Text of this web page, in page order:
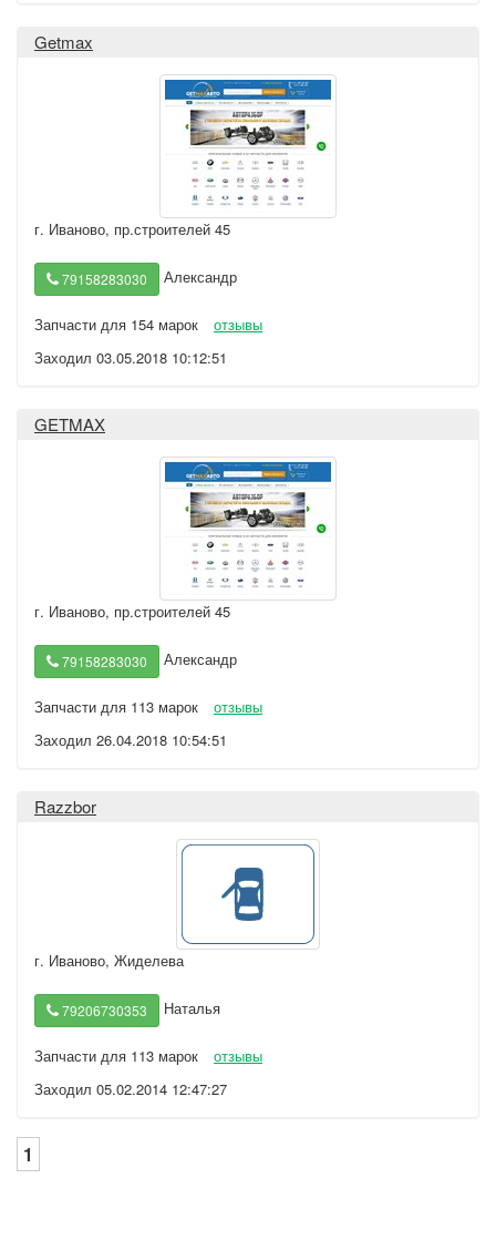
Getmax
г. Иваново, пр.строителей 45
79158283030 Александр
Запчасти для 154 марок
отзывы
Заходил 03.05.2018 10:12:51
GETMAX
г. Иваново, пр.строителей 45
79158283030 Александр
Запчасти для 113 марок
отзывы
Заходил 26.04.2018 10:54:51
Razzbor
г. Иваново, Жиделева
79206730353 Наталья
Запчасти для 113 марок
отзывы
Заходил 05.02.2014 12:47:27
1